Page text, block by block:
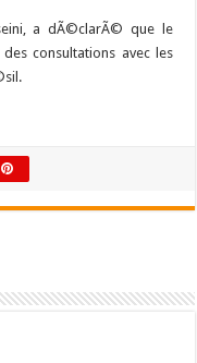
a dÃ©clarÃ© que le
consultations avec les